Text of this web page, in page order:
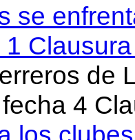
se
de
4